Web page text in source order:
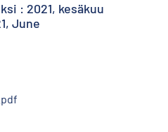
: 2021, kesäkuu
June